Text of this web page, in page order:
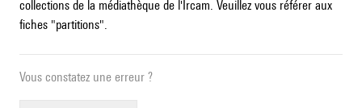
collections de la médiathèque de l'Ircam. Veuillez vous référer aux
fiches "partitions".
Vous constatez une erreur ?